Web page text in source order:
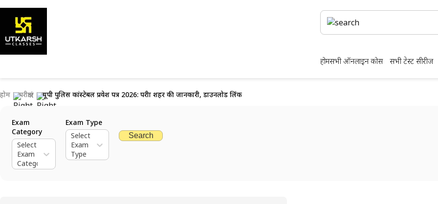
होमसभी ऑनलाइन कोर्स सभी टेस्ट सीरीज
होम परीक्षाएं यूपी पुलिस कांस्टेबल प्रवेश पत्र 2026: परीक्षा शहर की जानकारी, डाउनलोड लिंक
Exam
Category
Select
Exam
Category
Exam Type
Select
Exam
Type
Search